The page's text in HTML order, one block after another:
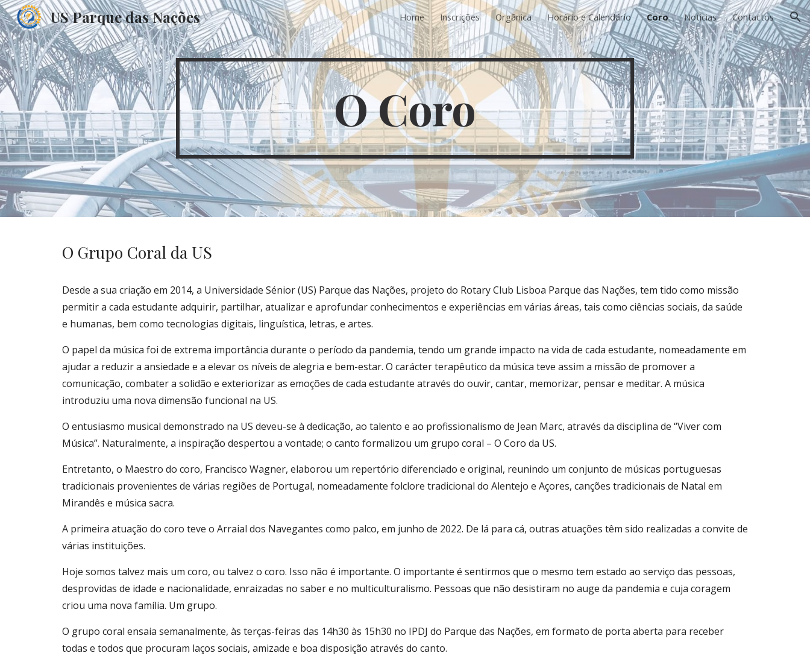
Skip to main content Skip to navigation
US Parque das Nações Home Inscrições Orgânica Horário e Calendário Coro Noticias Contactos
O Coro
O Grupo Coral da US
Desde a sua criação em 2014, a Universidade Sénior (US) Parque das Nações, projeto do Rotary Club Lisboa Parque das Nações, tem tido como missão
permitir a cada estudante adquirir, partilhar, atualizar e aprofundar conhecimentos e experiências em várias áreas, tais como ciências sociais, da saúde
e humanas, bem como tecnologias digitais, linguística, letras, e artes.
O papel da música foi de extrema importância durante o período da pandemia, tendo um grande impacto na vida de cada estudante, nomeadamente em
ajudar a reduzir a ansiedade e a elevar os níveis de alegria e bem-estar. O carácter terapêutico da música teve assim a missão de promover a
comunicação, combater a solidão e exteriorizar as emoções de cada estudante através do ouvir, cantar, memorizar, pensar e meditar. A música
introduziu uma nova dimensão funcional na US.
O entusiasmo musical demonstrado na US deveu-se à dedicação, ao talento e ao profissionalismo de Jean Marc, através da disciplina de “Viver com
Música”. Naturalmente, a inspiração despertou a vontade; o canto formalizou um grupo coral – O Coro da US.
Entretanto, o Maestro do coro, Francisco Wagner, elaborou um repertório diferenciado e original, reunindo um conjunto de músicas portuguesas
tradicionais provenientes de várias regiões de Portugal, nomeadamente folclore tradicional do Alentejo e Açores, canções tradicionais de Natal em
Mirandês e música sacra.
A primeira atuação do coro teve o Arraial dos Navegantes como palco, em junho de 2022. De lá para cá, outras atuações têm sido realizadas a convite de
várias instituições.
Hoje somos talvez mais um coro, ou talvez o coro. Isso não é importante. O importante é sentirmos que o mesmo tem estado ao serviço das pessoas,
desprovidas de idade e nacionalidade, enraizadas no saber e no multiculturalismo. Pessoas que não desistiram no auge da pandemia e cuja coragem
criou uma nova família. Um grupo.
O grupo coral ensaia semanalmente, às terças-feiras das 14h30 às 15h30 no IPDJ do Parque das Nações, em formato de porta aberta para receber
todas e todos que procuram laços sociais, amizade e boa disposição através do canto.